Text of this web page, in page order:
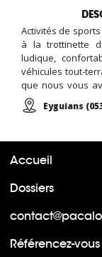
Activités de
à la trottinette
ludique,
véhicules tout-
que nous vous
sur 2 ou 4 roues
trottinettes sont
Eyguians
Accueil
Dossiers
Référencez-vous